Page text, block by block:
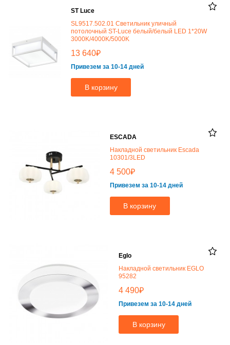
ST Luce
SL9517.502.01 Светильник уличный
потолочный ST-Luce белый/белый LED 1*20W
3000K/4000K/5000K
13 640₽
Привезем за 10-14 дней
В корзину
ESCADA
Накладной светильник Escada
10301/3LED
4 500₽
Привезем за 10-14 дней
В корзину
Eglo
Накладной светильник EGLO
95282
4 490₽
Привезем за 10-14 дней
В корзину